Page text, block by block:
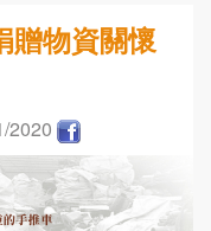
贈物資關懷
2020